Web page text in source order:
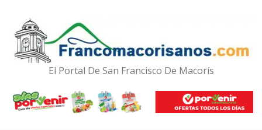
El Portal De San Francisco De Macorís